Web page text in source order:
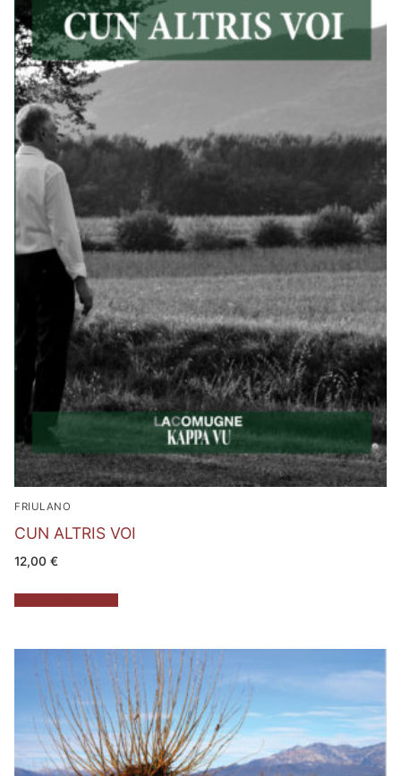
FRIULANO
CUN ALTRIS VOI
12,00 €